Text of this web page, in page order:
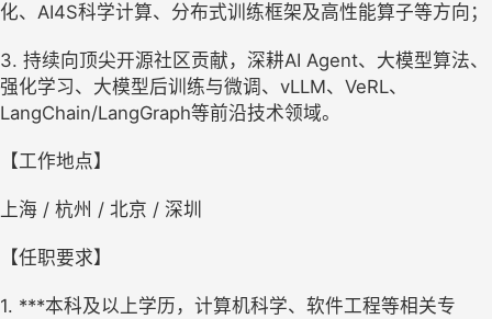
化、AI4S科学计算、分布式训练框架及高性能算子等方向；
3. 持续向顶尖开源社区贡献，深耕AI Agent、大模型算法、
强化学习、大模型后训练与微调、vLLM、VeRL、
LangChain/LangGraph等前沿技术领域。
【工作地点】
上海 / 杭州 / 北京 / 深圳
【任职要求】
1. ***本科及以上学历，计算机科学、软件工程等相关专